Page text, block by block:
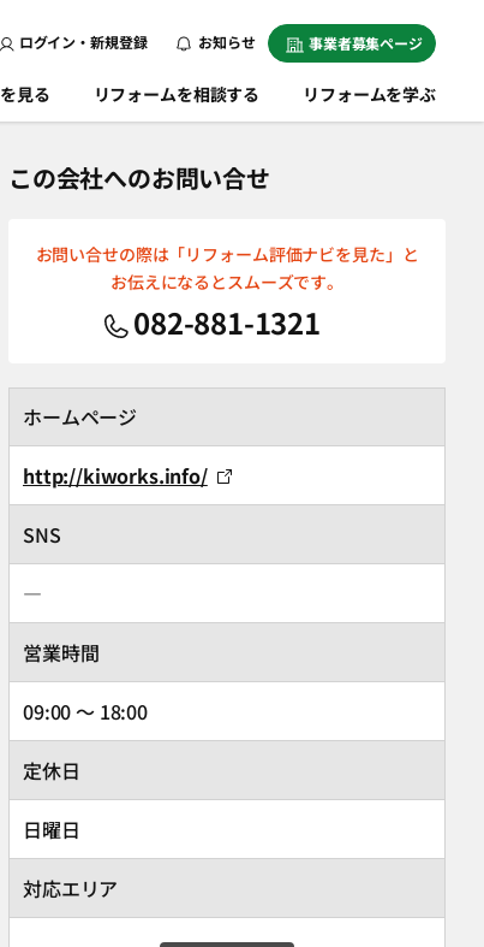
ログイン・新規登録 お知らせ 事業者募集ページ
見る リフォームを相談する リフォームを学ぶ
この会社へのお問い合せ
お問い合せの際は「リフォーム評価ナビを見た」と
お伝えになるとスムーズです。
082-881-1321
ホームページ
http://kiworks.info/
SNS
―
営業時間
09:00 ～ 18:00
定休日
日曜日
対応エリア